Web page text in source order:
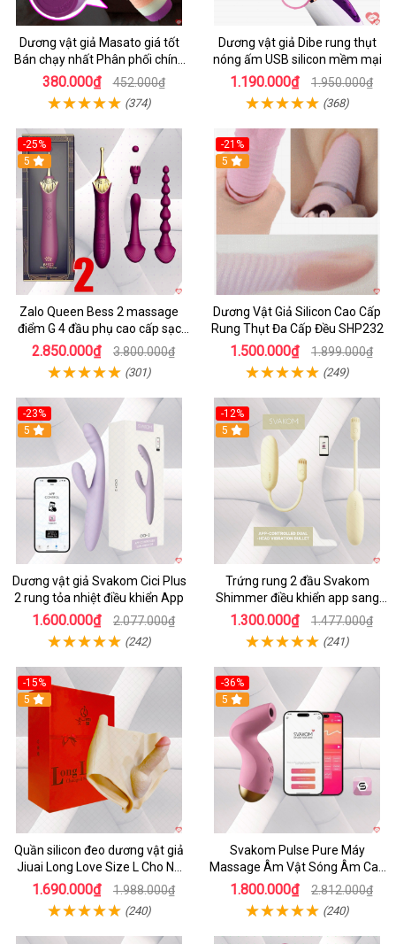
Dương vật giả Masato giá tốt
Bán chạy nhất Phân phối chính
hãng
380.000₫ 452.000₫
(374)
Dương vật giả Dibe rung thụt
nóng ấm USB silicon mềm mại
1.190.000₫ 1.950.000₫
(368)
-25%
5
Zalo Queen Bess 2 massage
điểm G 4 đầu phụ cao cấp sạc
tiện lợi
2.850.000₫ 3.800.000₫
(301)
-21%
5
Dương Vật Giả Silicon Cao Cấp
Rung Thụt Đa Cấp Đều SHP232
1.500.000₫ 1.899.000₫
(249)
-23%
5
Dương vật giả Svakom Cici Plus
2 rung tỏa nhiệt điều khiển App
1.600.000₫ 2.077.000₫
(242)
-12%
5
Trứng rung 2 đầu Svakom
Shimmer điều khiển app sang
trọng chất lượng
1.300.000₫ 1.477.000₫
(241)
-15%
5
Quần silicon đeo dương vật giả
Jiuai Long Love Size L Cho Nữ
Đồng Tính
1.690.000₫ 1.988.000₫
(240)
-36%
5
Svakom Pulse Pure Máy
Massage Âm Vật Sóng Âm Cao
Cấp Điều Khiển App Đỉnh
1.800.000₫ 2.812.000₫
(240)